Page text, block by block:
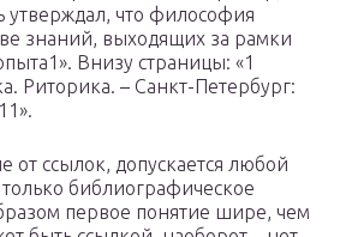
утверждал, что философия
знаний, выходящих за рамки
Внизу страницы: «1
Риторика. – Санкт-Петербург:
от ссылок, допускается любой
библиографическое
первое понятие шире, чем